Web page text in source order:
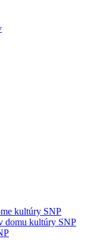
kultúry SNP
domu kultúry SNP